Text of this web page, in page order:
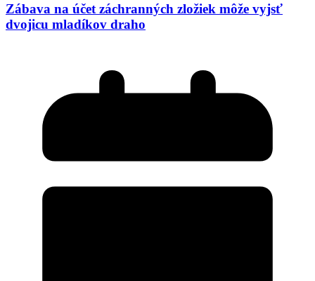
Zábava na účet záchranných zložiek môže vyjsť
dvojicu mladíkov draho